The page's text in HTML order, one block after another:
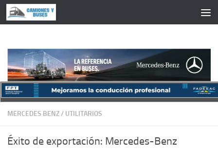
Saltar al contenido
MERCEDES BENZ/ UTILITARIOS
Éxito de exportación: Mercedes-Benz